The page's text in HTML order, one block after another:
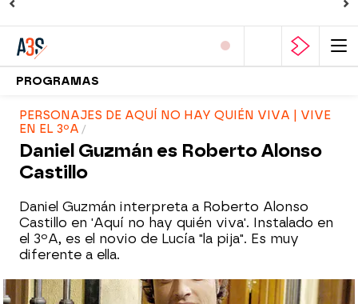
PROGRAMAS
PERSONAJES DE AQUÍ NO HAY QUIÉN VIVA | VIVE
EN EL 3ºA
Daniel Guzmán es Roberto Alonso
Castillo
Daniel Guzmán interpreta a Roberto Alonso
Castillo en 'Aquí no hay quién viva'. Instalado en
el 3ºA, es el novio de Lucía "la pija". Es muy
diferente a ella.